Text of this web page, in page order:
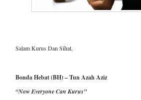
Salam Kurus Dan Sihat,
Bonda Hebat (BH) – Tun Azah Aziz
“Now Everyone Can Kurus”